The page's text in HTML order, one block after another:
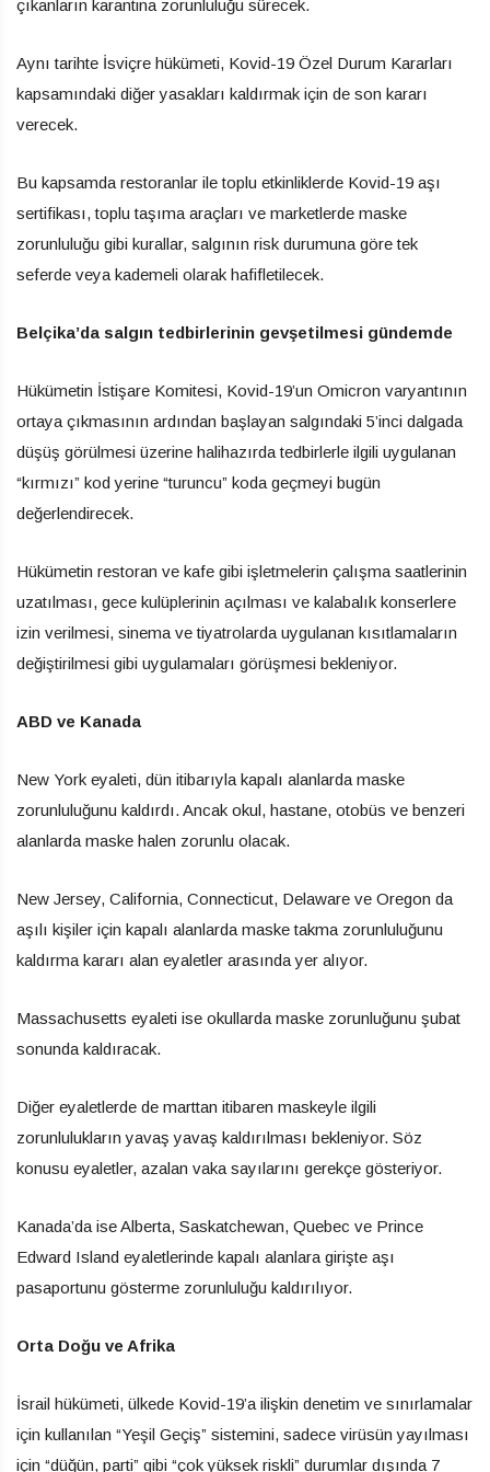
çıkanların karantina zorunluluğu sürecek.
Aynı tarihte İsviçre hükümeti, Kovid-19 Özel Durum Kararları
kapsamındaki diğer yasakları kaldırmak için de son kararı
verecek.
Bu kapsamda restoranlar ile toplu etkinliklerde Kovid-19 aşı
sertifikası, toplu taşıma araçları ve marketlerde maske
zorunluluğu gibi kurallar, salgının risk durumuna göre tek
seferde veya kademeli olarak hafifletilecek.
Belçika’da salgın tedbirlerinin gevşetilmesi gündemde
Hükümetin İstişare Komitesi, Kovid-19’un Omicron varyantının
ortaya çıkmasının ardından başlayan salgındaki 5’inci dalgada
düşüş görülmesi üzerine halihazırda tedbirlerle ilgili uygulanan
“kırmızı” kod yerine “turuncu” koda geçmeyi bugün
değerlendirecek.
Hükümetin restoran ve kafe gibi işletmelerin çalışma saatlerinin
uzatılması, gece kulüplerinin açılması ve kalabalık konserlere
izin verilmesi, sinema ve tiyatrolarda uygulanan kısıtlamaların
değiştirilmesi gibi uygulamaları görüşmesi bekleniyor.
ABD ve Kanada
New York eyaleti, dün itibarıyla kapalı alanlarda maske
zorunluluğunu kaldırdı. Ancak okul, hastane, otobüs ve benzeri
alanlarda maske halen zorunlu olacak.
New Jersey, California, Connecticut, Delaware ve Oregon da
aşılı kişiler için kapalı alanlarda maske takma zorunluluğunu
kaldırma kararı alan eyaletler arasında yer alıyor.
Massachusetts eyaleti ise okullarda maske zorunluğunu şubat
sonunda kaldıracak.
Diğer eyaletlerde de marttan itibaren maskeyle ilgili
zorunlulukların yavaş yavaş kaldırılması bekleniyor. Söz
konusu eyaletler, azalan vaka sayılarını gerekçe gösteriyor.
Kanada’da ise Alberta, Saskatchewan, Quebec ve Prince
Edward Island eyaletlerinde kapalı alanlara girişte aşı
pasaportunu gösterme zorunluluğu kaldırılıyor.
Orta Doğu ve Afrika
İsrail hükümeti, ülkede Kovid-19’a ilişkin denetim ve sınırlamalar
için kullanılan “Yeşil Geçiş” sistemini, sadece virüsün yayılması
için “düğün, parti” gibi “çok yüksek riskli” durumlar dışında 7